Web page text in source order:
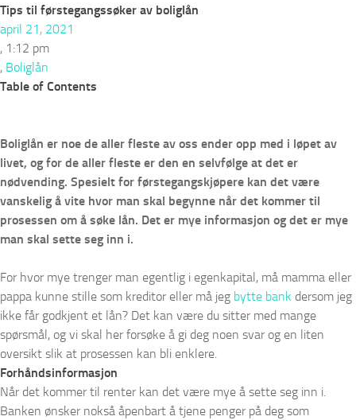
Tips til førstegangssøker av boliglån
april 21, 2021
, 1:12 pm
, Boliglån
Table of Contents
Boliglån er noe de aller fleste av oss ender opp med i løpet av
livet, og for de aller fleste er den en selvfølge at det er
nødvending. Spesielt for førstegangskjøpere kan det være
vanskelig å vite hvor man skal begynne når det kommer til
prosessen om å søke lån. Det er mye informasjon og det er mye
man skal sette seg inn i.
For hvor mye trenger man egentlig i egenkapital, må mamma eller
pappa kunne stille som kreditor eller må jeg bytte bank dersom jeg
ikke får godkjent et lån? Det kan være du sitter med mange
spørsmål, og vi skal her forsøke å gi deg noen svar og en liten
oversikt slik at prosessen kan bli enklere.
Forhåndsinformasjon
Når det kommer til renter kan det være mye å sette seg inn i.
Banken ønsker nokså åpenbart å tjene penger på deg som